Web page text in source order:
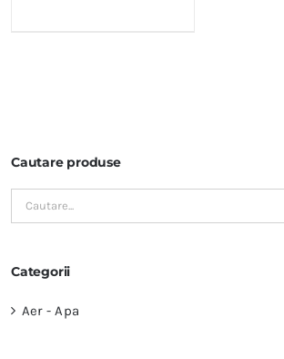
Cautare produse
Categorii
Aer - Apa